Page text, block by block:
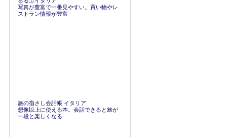
写真が豊富で一番見やすい。買い物やレ
ストラン情報が豊富
旅の指さし会話帳 イタリア
想像以上に使える本。会話できると旅が
一段と楽しくなる